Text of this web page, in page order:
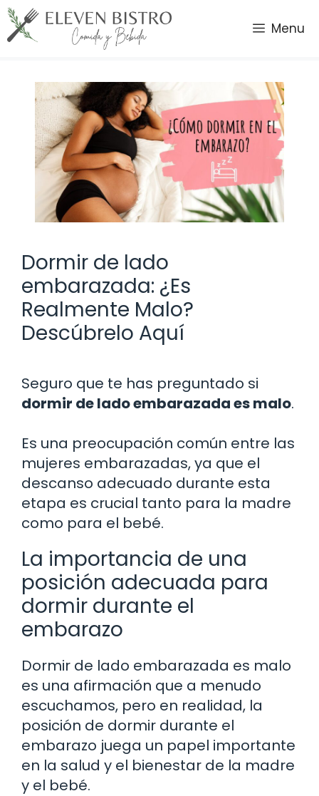
Saltar
al
contenido
Menu
Dormir de lado
embarazada: ¿Es
Realmente Malo?
Descúbrelo Aquí
Seguro que te has preguntado si
dormir de lado embarazada es malo.
Es una preocupación común entre las
mujeres embarazadas, ya que el
descanso adecuado durante esta
etapa es crucial tanto para la madre
como para el bebé.
La importancia de una
posición adecuada para
dormir durante el
embarazo
Dormir de lado embarazada es malo
es una afirmación que a menudo
escuchamos, pero en realidad, la
posición de dormir durante el
embarazo juega un papel importante
en la salud y el bienestar de la madre
y el bebé.